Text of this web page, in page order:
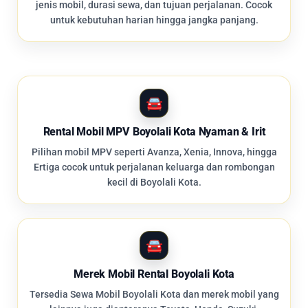
jenis mobil, durasi sewa, dan tujuan perjalanan. Cocok
untuk kebutuhan harian hingga jangka panjang.
Rental Mobil MPV Boyolali Kota Nyaman & Irit
Pilihan mobil MPV seperti Avanza, Xenia, Innova, hingga
Ertiga cocok untuk perjalanan keluarga dan rombongan
kecil di Boyolali Kota.
Merek Mobil Rental Boyolali Kota
Tersedia Sewa Mobil Boyolali Kota dan merek mobil yang